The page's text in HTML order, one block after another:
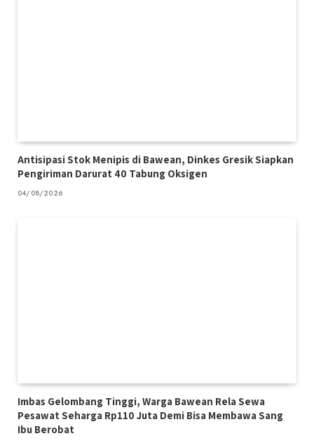
Antisipasi Stok Menipis di Bawean, Dinkes Gresik Siapkan
Pengiriman Darurat 40 Tabung Oksigen
04/08/2026
Imbas Gelombang Tinggi, Warga Bawean Rela Sewa
Pesawat Seharga Rp110 Juta Demi Bisa Membawa Sang
Ibu Berobat